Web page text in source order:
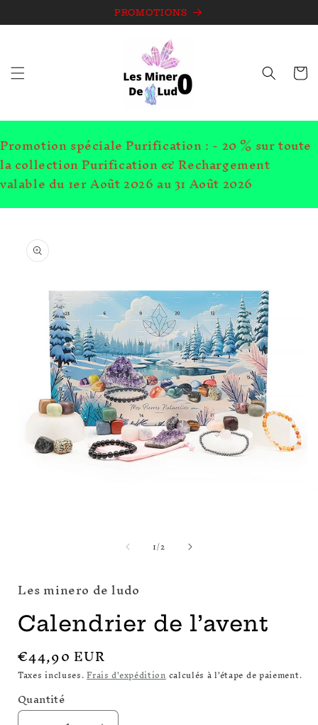
au
PROMOTIONS
Panier
Promotion spéciale Purification : - 20 % sur toute
la collection Purification & Rechargement
valable du 1er Août 2026 au 31 Août 2026
informations
produits
fenêtre
1/de
2
Les minero de ludo
Calendrier de l’avent
Prix
habituel
€44,90 EUR
Taxes incluses.Frais d'expéditioncalculés à l'étape de paiement.
Quantité